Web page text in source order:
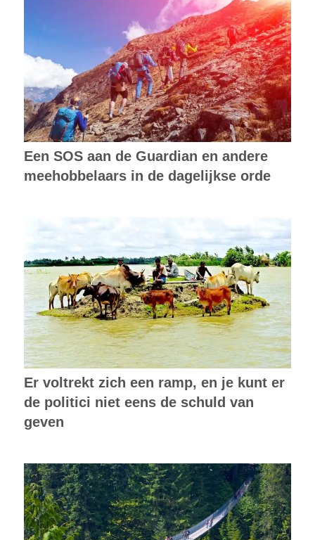
Een SOS aan de Guardian en andere
meehobbelaars in de dagelijkse orde
Er voltrekt zich een ramp, en je kunt er
de politici niet eens de schuld van
geven